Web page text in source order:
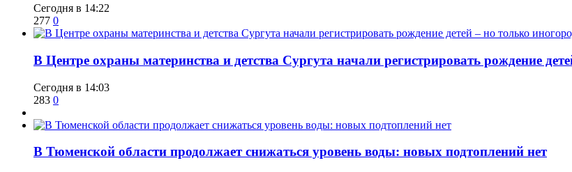
Сегодня в 14:22
277 0
​В Центре охраны материнства и детства Сургута начали регистрировать рождение
Сегодня в 14:03
283 0
​В Тюменской области продолжает снижаться уровень воды: новых подтоплений нет